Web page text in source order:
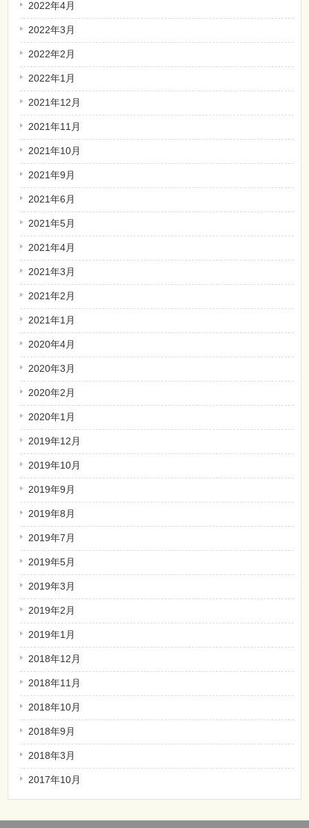
2022年4月
2022年3月
2022年2月
2022年1月
2021年12月
2021年11月
2021年10月
2021年9月
2021年6月
2021年5月
2021年4月
2021年3月
2021年2月
2021年1月
2020年4月
2020年3月
2020年2月
2020年1月
2019年12月
2019年10月
2019年9月
2019年8月
2019年7月
2019年5月
2019年3月
2019年2月
2019年1月
2018年12月
2018年11月
2018年10月
2018年9月
2018年3月
2017年10月